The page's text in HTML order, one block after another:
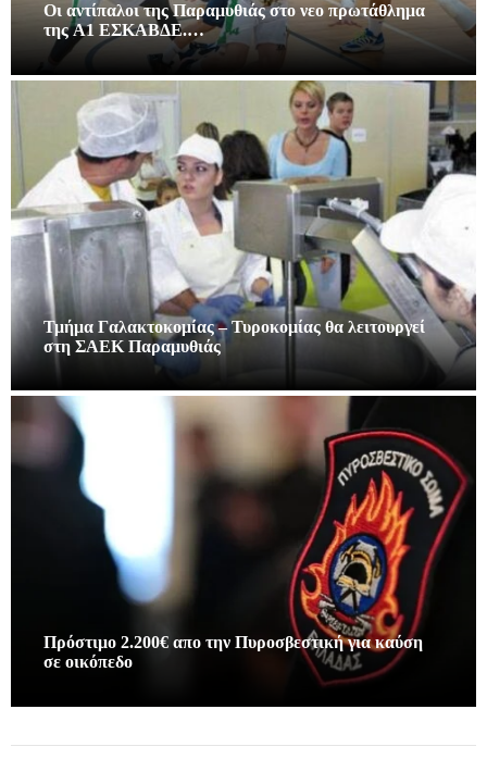
Οι αντίπαλοι της Παραμυθιάς στο νεο πρωτάθλημα
της A1 ΕΣΚΑΒΔΕ.…
Τμήμα Γαλακτοκομίας – Τυροκομίας θα λειτουργεί
στη ΣΑΕΚ Παραμυθιάς
Πρόστιμο 2.200€ απο την Πυροσβεστική για καύση
σε οικόπεδο